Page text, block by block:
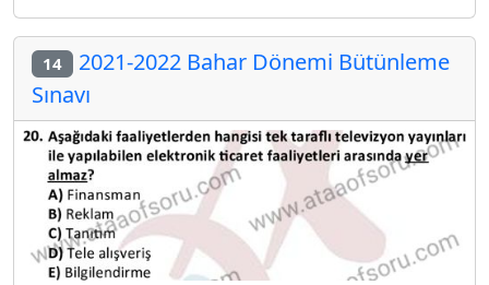
14 2021-2022 Bahar Dönemi Bütünleme
Sınavı